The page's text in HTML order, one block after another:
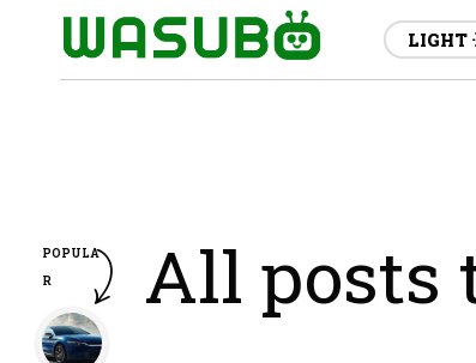
LIGHT
All posts
POPULA
R